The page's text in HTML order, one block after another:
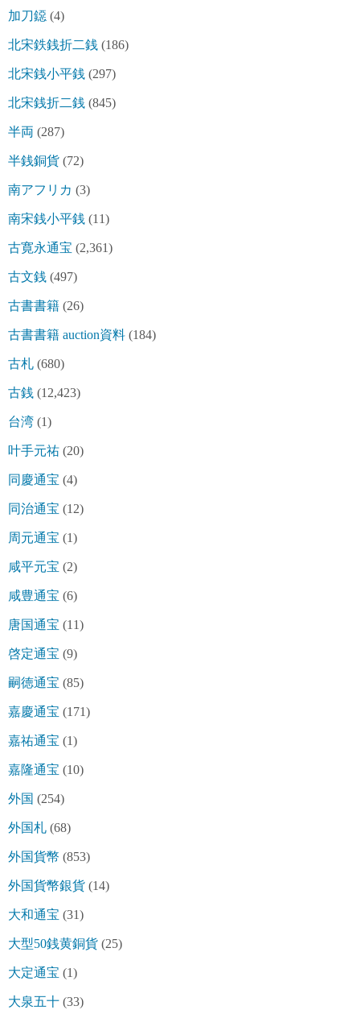
加刀鐚 (4)
北宋鉄銭折二銭 (186)
北宋銭小平銭 (297)
北宋銭折二銭 (845)
半両 (287)
半銭銅貨 (72)
南アフリカ (3)
南宋銭小平銭 (11)
古寛永通宝 (2,361)
古文銭 (497)
古書書籍 (26)
古書書籍 auction資料 (184)
古札 (680)
古銭 (12,423)
台湾 (1)
叶手元祐 (20)
同慶通宝 (4)
同治通宝 (12)
周元通宝 (1)
咸平元宝 (2)
咸豊通宝 (6)
唐国通宝 (11)
啓定通宝 (9)
嗣徳通宝 (85)
嘉慶通宝 (171)
嘉祐通宝 (1)
嘉隆通宝 (10)
外国 (254)
外国札 (68)
外国貨幣 (853)
外国貨幣銀貨 (14)
大和通宝 (31)
大型50銭黄銅貨 (25)
大定通宝 (1)
大泉五十 (33)